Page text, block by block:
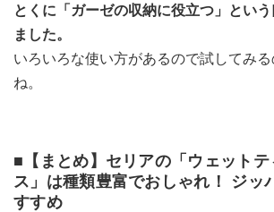
とくに「ガーゼの収納に役立つ」とい
ました。
いろいろな使い方があるので試してみ
ね。
■【まとめ】セリアの「ウェット
ス」は種類豊富でおしゃれ！ ジッ
すすめ